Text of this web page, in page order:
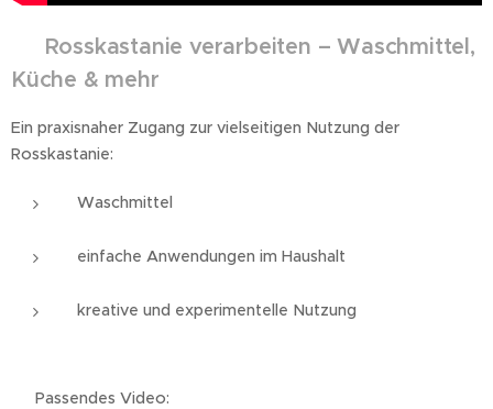
Rosskastanie verarbeiten – Waschmittel,
Küche & mehr
Ein praxisnaher Zugang zur vielseitigen Nutzung der
Rosskastanie:
Waschmittel
einfache Anwendungen im Haushalt
kreative und experimentelle Nutzung
👉 Passendes Video: